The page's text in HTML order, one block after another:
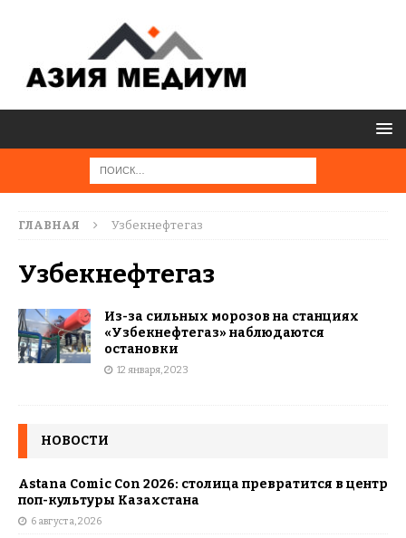
ГЛАВНАЯ Узбекнефтегаз
Узбекнефтегаз
Из-за сильных морозов на станциях
«Узбекнефтегаз» наблюдаются
остановки
12 января, 2023
НОВОСТИ
Astana Comic Con 2026: столица превратится в центр
поп-культуры Казахстана
6 августа, 2026